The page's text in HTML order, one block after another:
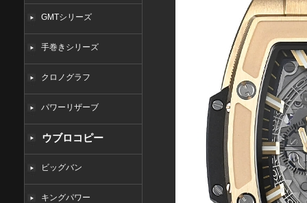
GMTシリーズ
手巻きシリーズ
クロノグラフ
パワーリザーブ
ウブロコピー
ビッグバン
キングパワー